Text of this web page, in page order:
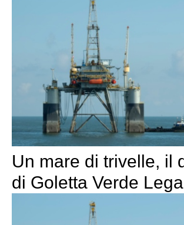
Un mare di trivelle, il
di Goletta Verde